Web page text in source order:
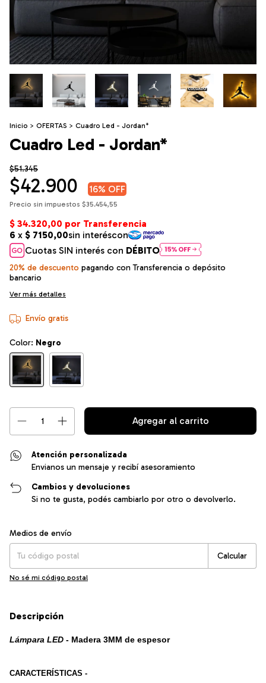
Inicio > OFERTAS > Cuadro Led - Jordan*
Cuadro Led - Jordan*
$51.345
$42.900 16% OFF
Precio sin impuestos $35.454,55
Cuotas SIN interés con DÉBITO
20% de descuento pagando con Transferencia o depósito
bancario
Ver más detalles
Envío gratis
Color: Negro
Atención personalizada
Envianos un mensaje y recibí asesoramiento
Cambios y devoluciones
Si no te gusta, podés cambiarlo por otro o devolverlo.
Entregas para el CP:
Medios de envío
Calcular
No sé mi código postal
Descripción
Lámpara LED - Madera 3MM de espesor
CARACTERÍSTICAS -